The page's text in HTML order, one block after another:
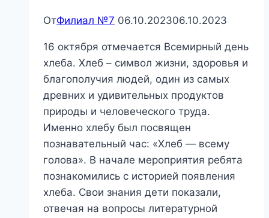
ОтФилиал №7 06.10.202306.10.2023
16 октября отмечается Всемирный день
хлеба. Хлеб – символ жизни, здоровья и
благополучия людей, один из самых
древних и удивительных продуктов
природы и человеческого труда.
Именно хлебу был посвящен
познавательный час: «Хлеб — всему
голова». В начале мероприятия ребята
познакомились с историей появления
хлеба. Свои знания дети показали,
отвечая на вопросы литературной